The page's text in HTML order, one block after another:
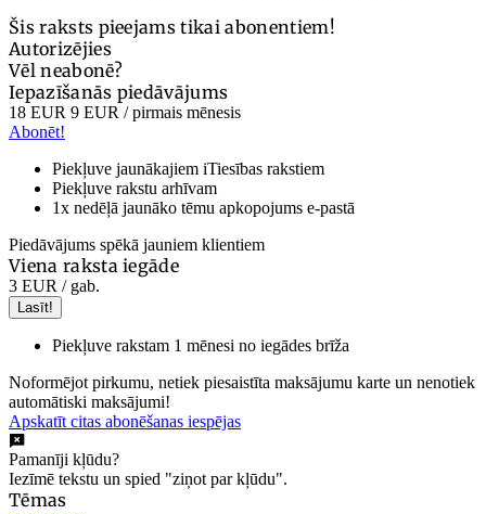
Šis raksts pieejams tikai abonentiem!
Autorizējies
Vēl neabonē?
Iepazīšanās piedāvājums
18 EUR 9 EUR / pirmais mēnesis
Abonēt!
Piekļuve jaunākajiem iTiesības rakstiem
Piekļuve rakstu arhīvam
1x nedēļā jaunāko tēmu apkopojums e-pastā
Piedāvājums spēkā jauniem klientiem
Viena raksta iegāde
3 EUR / gab.
Lasīt!
Piekļuve rakstam 1 mēnesi no iegādes brīža
Noformējot pirkumu, netiek piesaistīta maksājumu karte un nenotiek
automātiski maksājumi!
Apskatīt citas abonēšanas iespējas
Pamanīji kļūdu?
Iezīmē tekstu un spied "ziņot par kļūdu".
Tēmas